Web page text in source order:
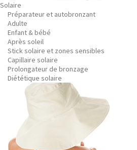
Solaire
Préparateur et autobronzant
Adulte
Enfant & bébé
Après soleil
Stick solaire et zones sensibles
Capillaire solaire
Prolongateur de bronzage
Diététique solaire